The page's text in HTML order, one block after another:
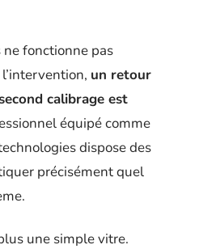
ne fonctionne pas
un retour
calibrage est
équipé comme
dispose des
précisément quel
une simple vitre.